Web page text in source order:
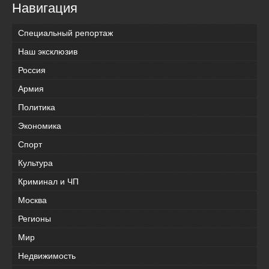
Навигация
Специальный репортаж
Наш эксклюзив
Россия
Армия
Политика
Экономика
Спорт
Культура
Криминал и ЧП
Москва
Регионы
Мир
Недвижимость